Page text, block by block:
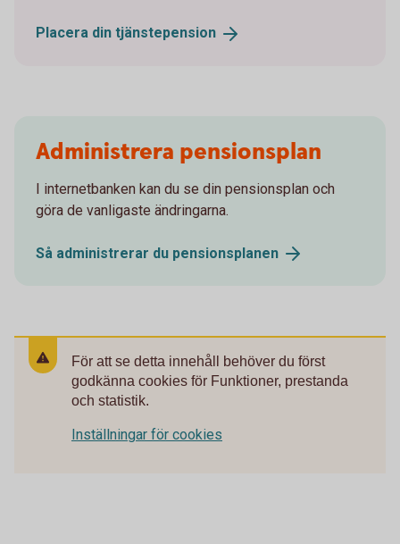
Placera din tjänstepension
Administrera pensionsplan
I internetbanken kan du se din pensionsplan och
göra de vanligaste ändringarna.
Så administrerar du pensionsplanen
För att se detta innehåll behöver du först
godkänna cookies för Funktioner, prestanda
och statistik.
Inställningar för cookies